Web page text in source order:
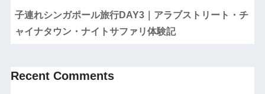
子連れシンガポール旅行DAY3｜アラブストリート・チ
ャイナタウン・ナイトサファリ体験記
Recent Comments